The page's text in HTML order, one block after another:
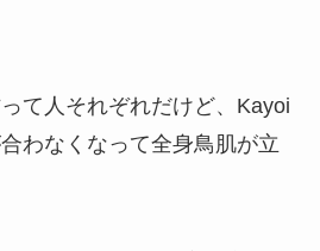
て人それぞれだけど、Kayoi
わなくなって全身鳥肌が立